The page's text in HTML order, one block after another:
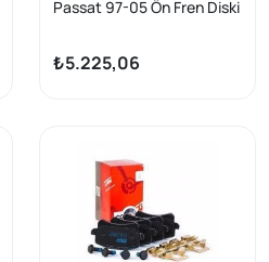
Passat 97-05 Ön Fren Diski
Superb
₺5.225,06